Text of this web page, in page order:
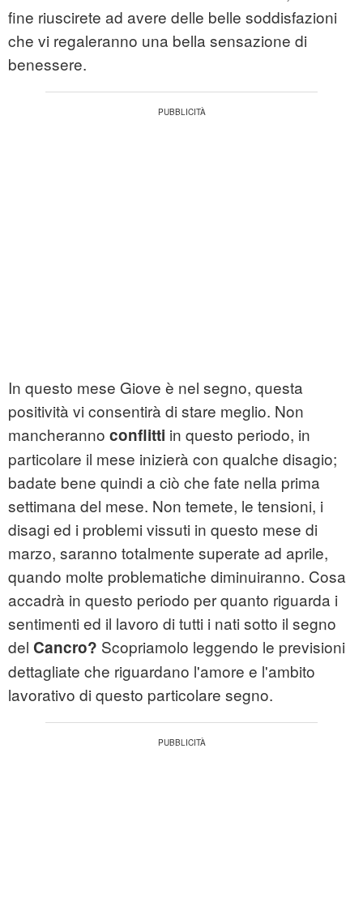
fine riuscirete ad avere delle belle soddisfazioni
che vi regaleranno una bella sensazione di
benessere.
In questo mese Giove è nel segno, questa
positività vi consentirà di stare meglio. Non
mancheranno conflitti in questo periodo, in
particolare il mese inizierà con qualche disagio;
badate bene quindi a ciò che fate nella prima
settimana del mese. Non temete, le tensioni, i
disagi ed i problemi vissuti in questo mese di
marzo, saranno totalmente superate ad aprile,
quando molte problematiche diminuiranno. Cosa
accadrà in questo periodo per quanto riguarda i
sentimenti ed il lavoro di tutti i nati sotto il segno
del Cancro? Scopriamolo leggendo le previsioni
dettagliate che riguardano l'amore e l'ambito
lavorativo di questo particolare segno.